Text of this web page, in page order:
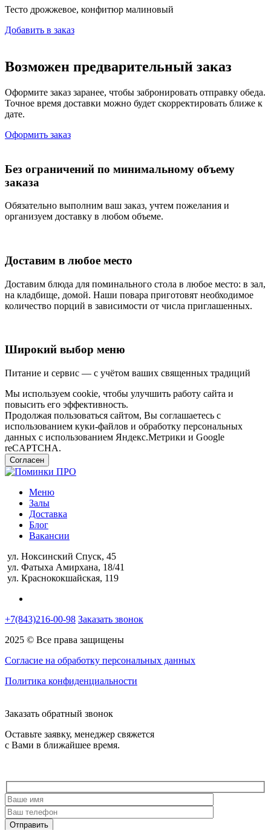
Тесто дрожжевое, конфитюр малиновый
Добавить в заказ
Возможен предварительный заказ
Оформите заказ заранее, чтобы забронировать отправку обеда.
Точное время доставки можно будет скорректировать ближе к
дате.
Оформить заказ
Без ограничений по минимальному объему
заказа
Обязательно выполним ваш заказ, учтем пожелания и
организуем доставку в любом объеме.
Доставим в любое место
Доставим блюда для поминального стола в любое место: в зал,
на кладбище, домой. Наши повара приготовят необходимое
количество порций в зависимости от числа приглашенных.
Широкий выбор меню
Питание и сервис — с учётом ваших священных традиций
Мы используем cookie, чтобы улучшить работу сайта и
повысить его эффективность.
Продолжая пользоваться сайтом, Вы соглашаетесь с
использованием куки-файлов и обработку персональных
данных с использованием Яндекс.Метрики и Google
reCAPTCHA.
Согласен
Меню
Залы
Доставка
Блог
Вакансии
ул. Ноксинский Спуск, 45
ул. Фатыха Амирхана, 18/41
ул. Краснококшайская, 119
+7(843)216-00-98 Заказать звонок
2025 © Все права защищены
Согласие на обработку персональных данных
Политика конфиденциальности
Заказать обратный звонок
Оставьте заявку, менеджер свяжется
с Вами в ближайшее время.
Отправить